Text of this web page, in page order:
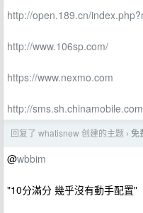
http://open.189.cn/
http://www.106sp.com/
https://www.nexmo.com
http://
回复了 whatisnew 创建的主题 › 免
@wbbim
"10分滿分 幾乎沒有動手配置"